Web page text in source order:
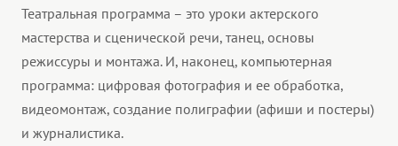
Театральная программа – это уроки актерского
мастерства и сценической речи, танец, основы
режиссуры и монтажа. И, наконец, компьютерная
программа: цифровая фотография и ее обработка,
видеомонтаж, создание полиграфии (афиши и постеры)
и журналистика.